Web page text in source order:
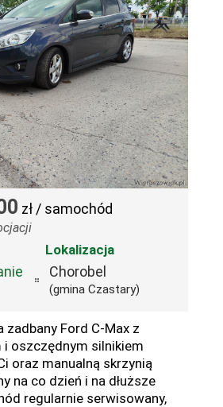
zł / samochód
Lokalizacja
Chorobel
(gmina Czastary)
zadbany Ford C-Max z
i oszczędnym silnikiem
oraz manualną skrzynią
na co dzień i na dłuższe
regularnie serwisowany,